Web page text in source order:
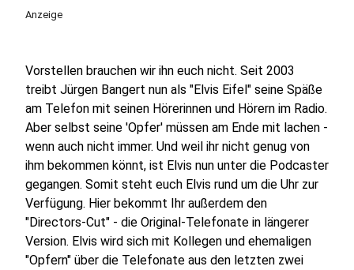
Anzeige
Vorstellen brauchen wir ihn euch nicht. Seit 2003
treibt Jürgen Bangert nun als "Elvis Eifel" seine Späße
am Telefon mit seinen Hörerinnen und Hörern im Radio.
Aber selbst seine 'Opfer' müssen am Ende mit lachen -
wenn auch nicht immer. Und weil ihr nicht genug von
ihm bekommen könnt, ist Elvis nun unter die Podcaster
gegangen. Somit steht euch Elvis rund um die Uhr zur
Verfügung. Hier bekommt Ihr außerdem den
"Directors-Cut" - die Original-Telefonate in längerer
Version. Elvis wird sich mit Kollegen und ehemaligen
"Opfern" über die Telefonate aus den letzten zwei